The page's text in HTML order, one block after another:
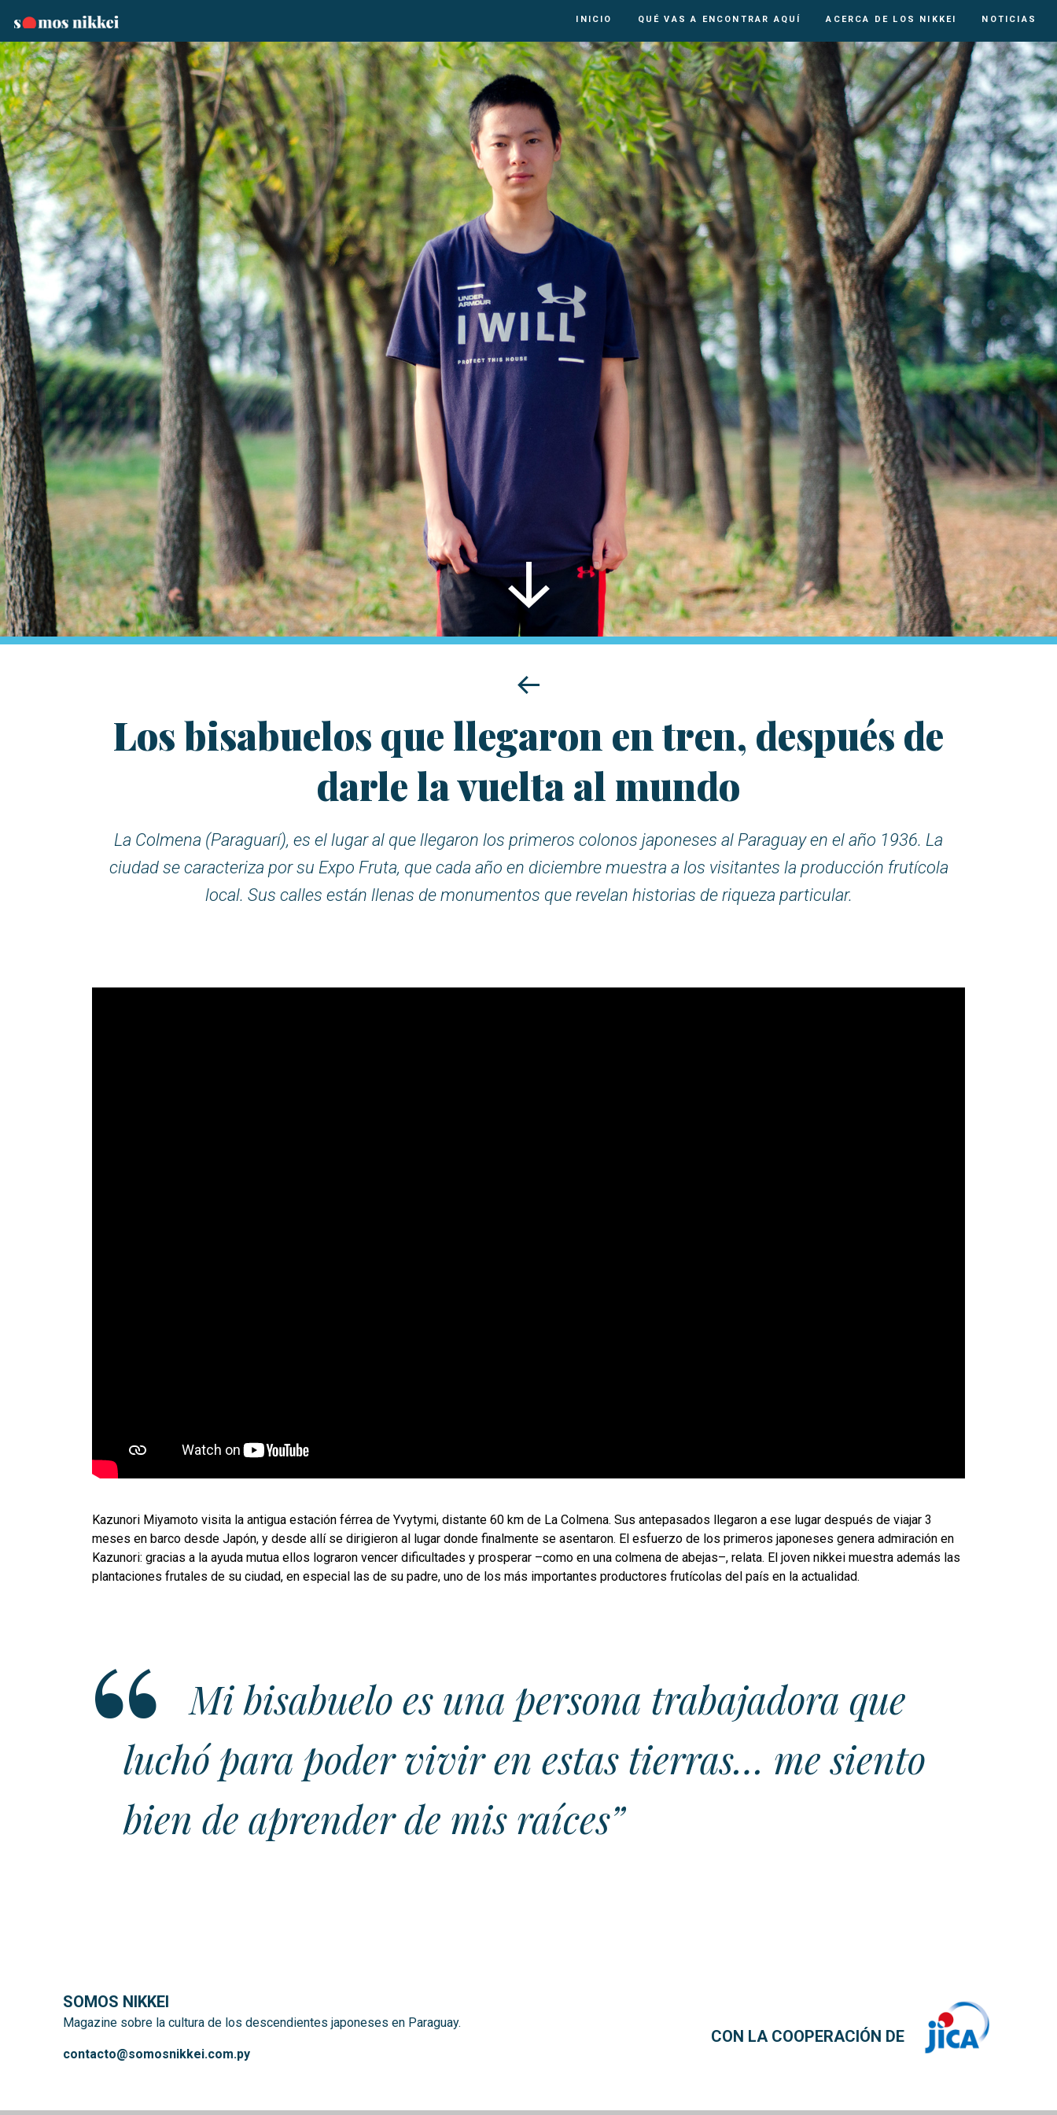
INICIO QUÉ VAS A ENCONTRAR AQUÍ ACERCA DE LOS NIKKEI NOTICIAS
Los bisabuelos que llegaron en tren, después de
darle la vuelta al mundo
La Colmena (Paraguarí), es el lugar al que llegaron los primeros colonos japoneses al Paraguay en el año 1936. La
ciudad se caracteriza por su Expo Fruta, que cada año en diciembre muestra a los visitantes la producción frutícola
local. Sus calles están llenas de monumentos que revelan historias de riqueza particular.
Kazunori Miyamoto visita la antigua estación férrea de Yvytymi, distante 60 km de La Colmena. Sus antepasados llegaron a ese lugar después de viajar 3
meses en barco desde Japón, y desde allí se dirigieron al lugar donde finalmente se asentaron. El esfuerzo de los primeros japoneses genera admiración en
Kazunori: gracias a la ayuda mutua ellos lograron vencer dificultades y prosperar –como en una colmena de abejas–, relata. El joven nikkei muestra además las
plantaciones frutales de su ciudad, en especial las de su padre, uno de los más importantes productores frutícolas del país en la actualidad.
Mi bisabuelo es una persona trabajadora que
luchó para poder vivir en estas tierras… me siento
bien de aprender de mis raíces”
SOMOS NIKKEI
Magazine sobre la cultura de los descendientes japoneses en Paraguay.
contacto@somosnikkei.com.py
CON LA COOPERACIÓN DE